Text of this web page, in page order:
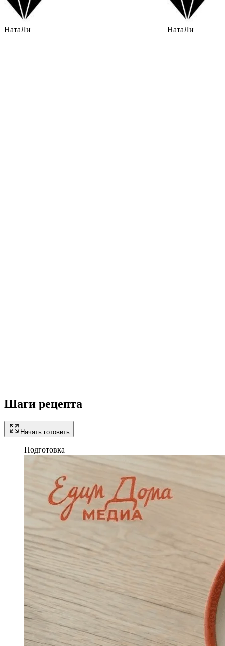
НатаЛи НатаЛи
Шаги рецепта
Начать готовить
Подготовка